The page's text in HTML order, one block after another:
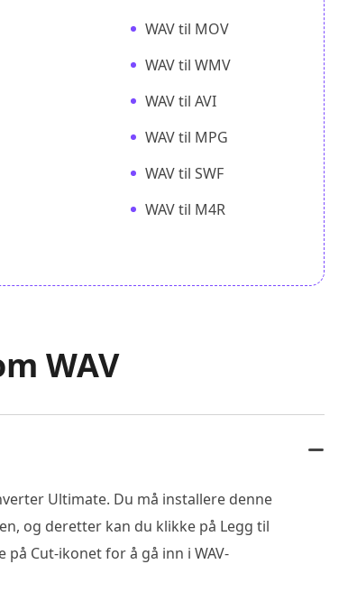
WAV til MOV
WAV til WMV
WAV til AVI
WAV til MPG
WAV til SWF
WAV til M4R
WAV
Ultimate. Du må installere denne
og deretter kan du klikke på Legg til
Cut-ikonet for å gå inn i WAV-